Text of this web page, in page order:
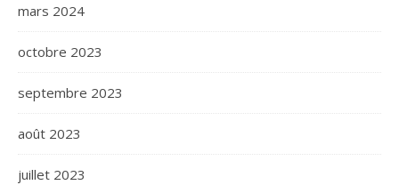
mars 2024
octobre 2023
septembre 2023
août 2023
juillet 2023